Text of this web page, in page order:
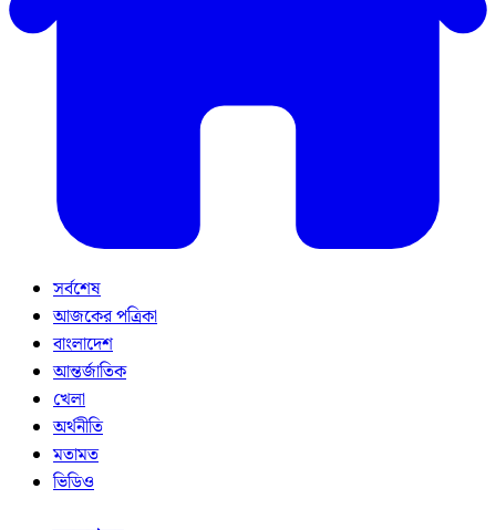
সর্বশেষ
আজকের পত্রিকা
বাংলাদেশ
আন্তর্জাতিক
খেলা
অর্থনীতি
মতামত
ভিডিও